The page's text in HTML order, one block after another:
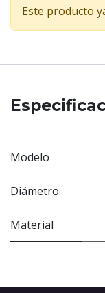
Este producto
Modelo
Diámetro
Material